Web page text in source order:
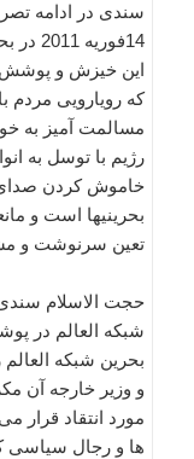
این خیزش و پوشش
که رویارویی مردم
مسالمت آمیز به
رژیم با توسل به
خاموش کردن صدای
بحرینیها است و
تعین سرنوشت و
حجت الاسلام سندی
شبکه العالم در
بحرین شبکه
و وزیر خارجه آن
مورد انتقاد قرار
ها و رجال سیاسی